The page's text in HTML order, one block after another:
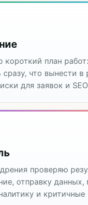
план
сразу, что вынести в
для заявок и
проверяю
отправку
и критичные